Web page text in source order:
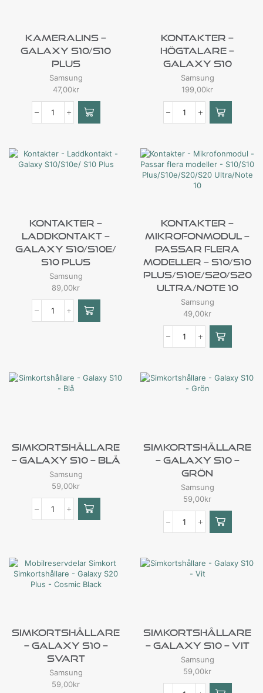
Kameralins –
Galaxy S10/S10
Plus
Samsung
47,00kr
Kontakter –
Högtalare –
Galaxy S10
Samsung
199,00kr
Kontakter –
Laddkontakt –
Galaxy S10/S10e/
S10 Plus
Samsung
89,00kr
Kontakter –
Mikrofonmodul –
Passar Flera
Modeller – S10/S10
Plus/S10e/S20/S20
Ultra/Note 10
Samsung
49,00kr
Simkortshållare
– Galaxy S10 – Blå
Samsung
59,00kr
Simkortshållare
– Galaxy S10 –
Grön
Samsung
59,00kr
Simkortshållare
– Galaxy S10 –
Svart
Samsung
59,00kr
Simkortshållare
– Galaxy S10 – Vit
Samsung
59,00kr